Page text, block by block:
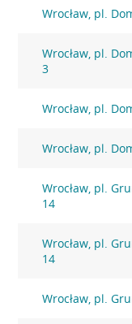
Wrocław, pl.
Wrocław, pl.
3
Wrocław, pl.
Wrocław, pl.
Wrocław, pl.
14
Wrocław, pl.
14
Wrocław, pl.